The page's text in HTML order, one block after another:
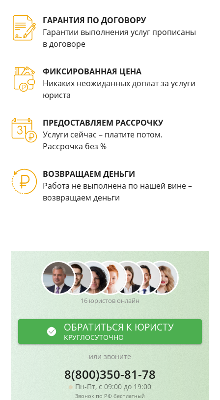
ГАРАНТИЯ ПО ДОГОВОРУ
Гарантии выполнения услуг прописаны
в договоре
ФИКСИРОВАННАЯ ЦЕНА
Никаких неожиданных доплат за услуги
юриста
ПРЕДОСТАВЛЯЕМ РАССРОЧКУ
Услуги сейчас – платите потом.
Рассрочка без %
ВОЗВРАЩАЕМ ДЕНЬГИ
Работа не выполнена по нашей вине –
возвращаем деньги
16 юристов онлайн
ОБРАТИТЬСЯ К ЮРИСТУ
КРУГЛОСУТОЧНО
или звоните
8(800)350-81-78
Пн-Пт, с 09:00 до 19:00
Звонок по РФ бесплатный